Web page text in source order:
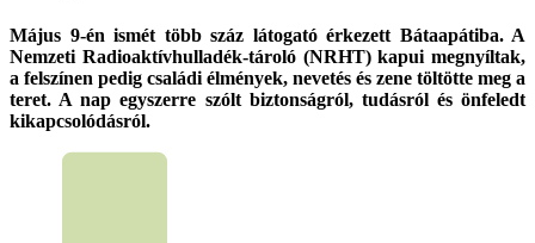
Május 9-én ismét több száz látogató érkezett Bátaapátiba. A
Nemzeti Radioaktívhulladék-tároló (NRHT) kapui megnyíltak,
a felszínen pedig családi élmények, nevetés és zene töltötte meg a
teret. A nap egyszerre szólt biztonságról, tudásról és önfeledt
kikapcsolódásról.